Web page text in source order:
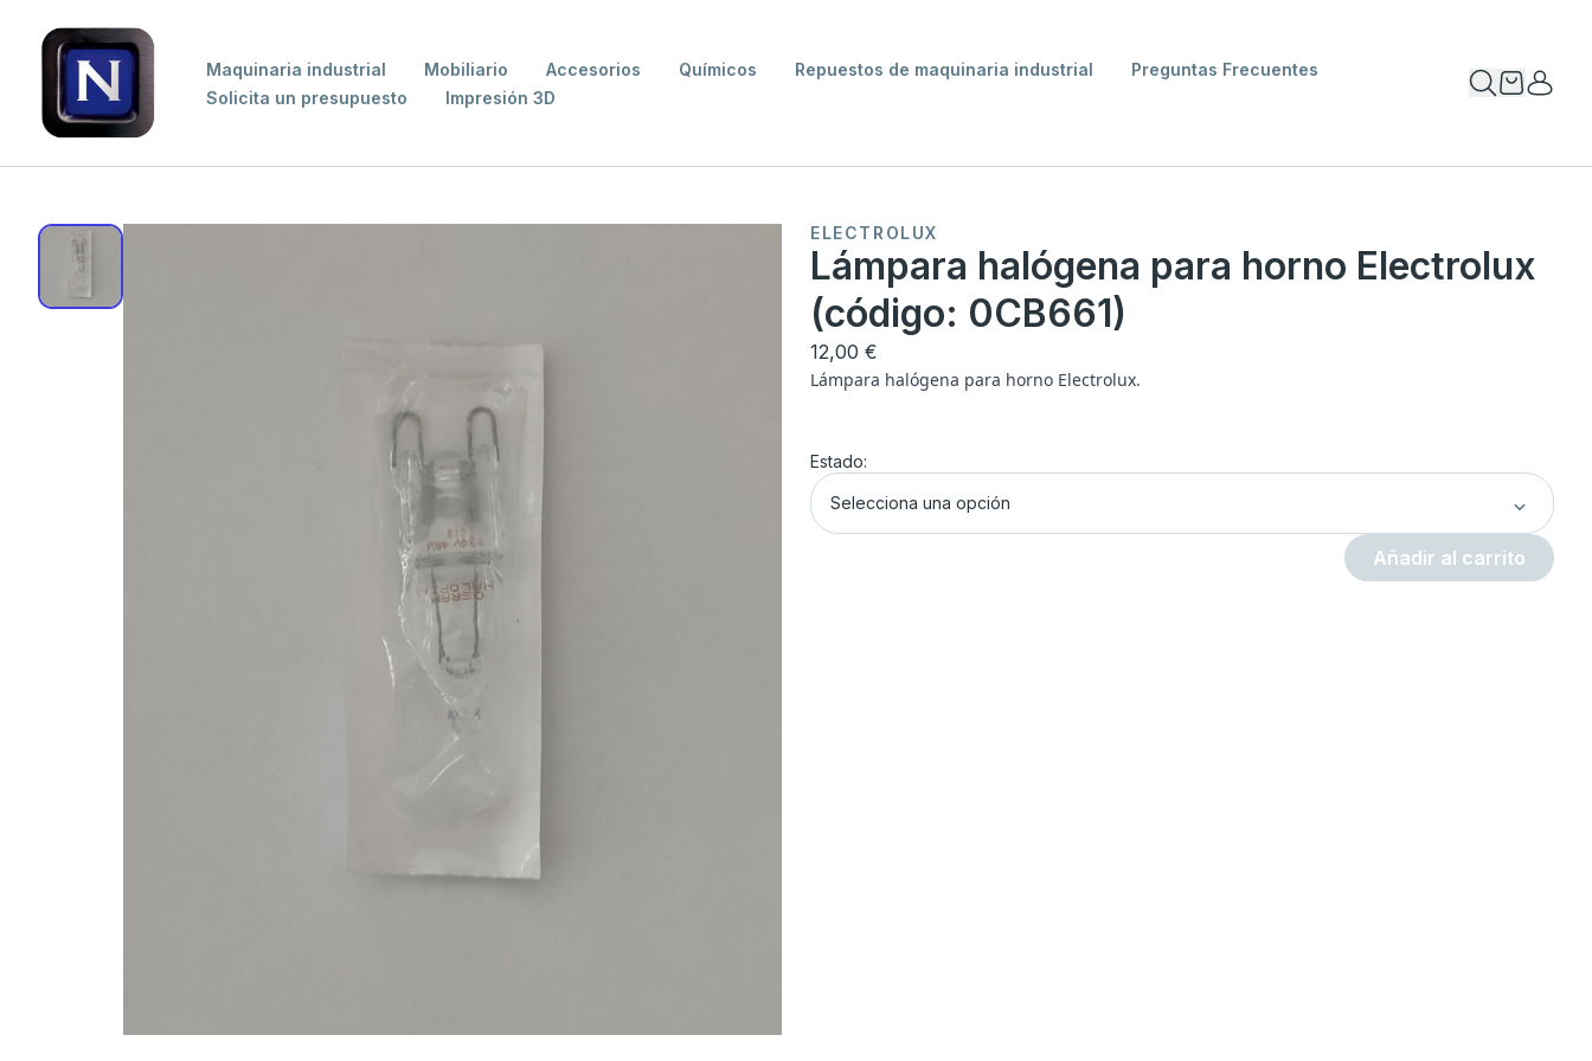
Maquinaria industrial Mobiliario Accesorios Químicos Repuestos de maquinaria industrial
Preguntas Frecuentes
Solicita un presupuesto
Impresión 3D
ELECTROLUX
Lámpara halógena para horno Electrolux
(código: 0CB661)
12,00 €
Lámpara halógena para horno Electrolux.
Estado:
Selecciona una opción
Añadir al carrito